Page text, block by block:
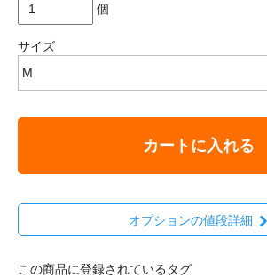
個
サイズ
カートに入れる
オプションの値段詳細
この商品に登録されているタグ